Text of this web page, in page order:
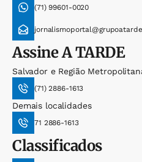
(71) 99601-0020
AssineA TARDE
Salvador e Região
(71) 2886-1613
Demais localidades
71 2886-1613
Classificados